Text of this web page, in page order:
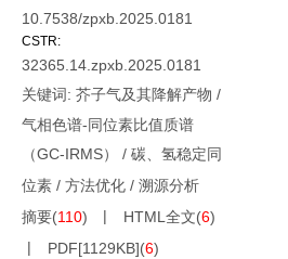
10.7538/zpxb.2025.0181
CSTR:
32365.14.zpxb.2025.0181
关键词: 芥子气及其降解产物 /
气相色谱-同位素比值质谱
（GC-IRMS）
/ 碳、氢稳定同
位素 / 方法优化 / 溯源分析
摘要(110) HTML全文(6)
PDF[1129KB](6)